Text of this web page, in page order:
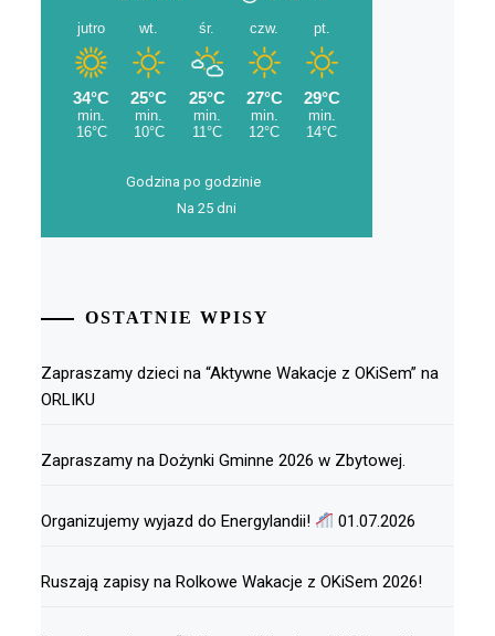
Godzina po godzinie
Na 25 dni
OSTATNIE WPISY
Zapraszamy dzieci na “Aktywne Wakacje z OKiSem” na
ORLIKU
Zapraszamy na Dożynki Gminne 2026 w Zbytowej.
Organizujemy wyjazd do Energylandii! 01.07.2026
Ruszają zapisy na Rolkowe Wakacje z OKiSem 2026!